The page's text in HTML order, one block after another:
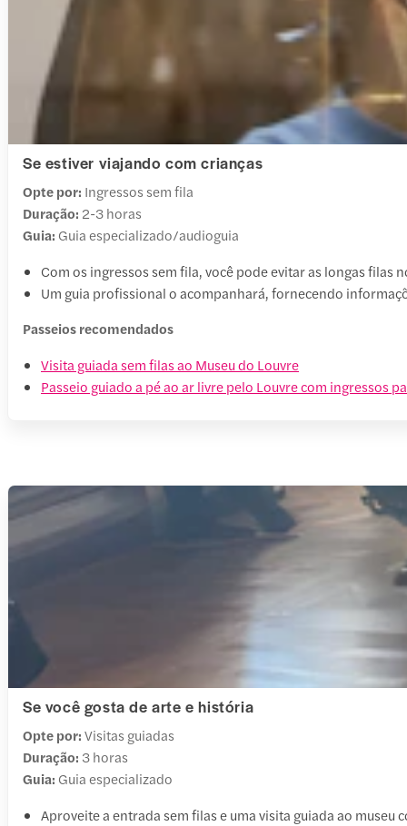
Se estiver viajando com crianças
Opte por: Ingressos sem fila
Duração: 2-3 horas
Guia: Guia especializado/audioguia
Com os ingressos sem fila, você pode evitar as longas
Um guia profissional o acompanhará, fornecendo
Passeios recomendados
Visita guiada sem filas ao Museu do Louvre
Passeio guiado a pé ao ar livre pelo Louvre com ingressos
Se você gosta de arte e história
Opte por:Visitas guiadas
Duração: 3 horas
Guia: Guia especializado
Aproveite a entrada sem filas e uma visita guiada ao